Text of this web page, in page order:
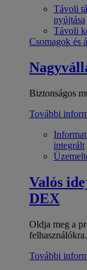
Távoli
nyújtása
Távoli
Csomagok és
Biztonságos
További
integrált
Valós
DEX
Oldja meg a
felhasználókra.
További